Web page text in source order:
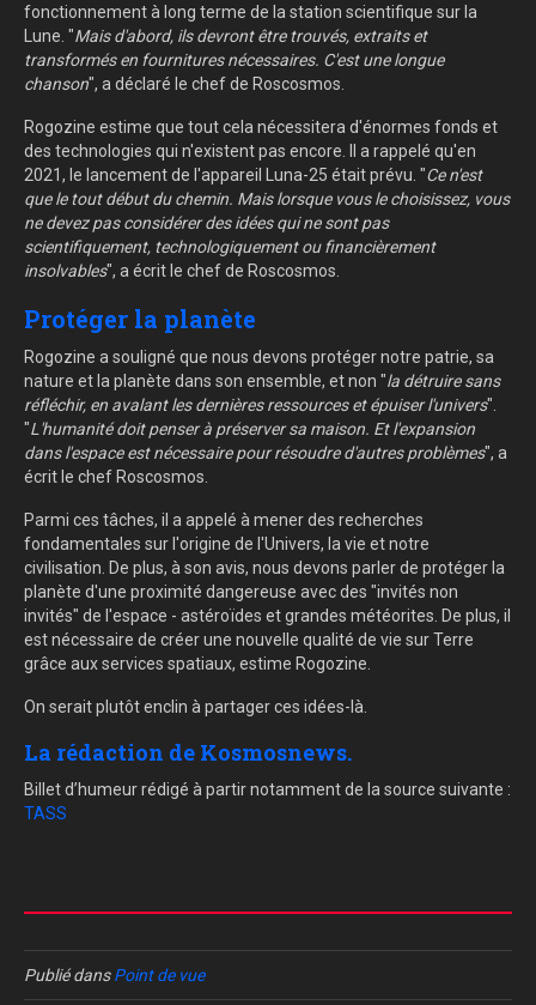
fonctionnement à long terme de la station scientifique sur la
Lune. "Mais d'abord, ils devront être trouvés, extraits et
transformés en fournitures nécessaires. C'est une longue
chanson", a déclaré le chef de Roscosmos.
Rogozine estime que tout cela nécessitera d'énormes fonds et
des technologies qui n'existent pas encore. Il a rappelé qu'en
2021, le lancement de l'appareil Luna-25 était prévu. "Ce n'est
que le tout début du chemin. Mais lorsque vous le choisissez, vous
ne devez pas considérer des idées qui ne sont pas
scientifiquement, technologiquement ou financièrement
insolvables", a écrit le chef de Roscosmos.
Protéger la planète
Rogozine a souligné que nous devons protéger notre patrie, sa
nature et la planète dans son ensemble, et non "la détruire sans
réfléchir, en avalant les dernières ressources et épuiser l'univers".
"L'humanité doit penser à préserver sa maison. Et l'expansion
dans l'espace est nécessaire pour résoudre d'autres problèmes", a
écrit le chef Roscosmos.
Parmi ces tâches, il a appelé à mener des recherches
fondamentales sur l'origine de l'Univers, la vie et notre
civilisation. De plus, à son avis, nous devons parler de protéger la
planète d'une proximité dangereuse avec des "invités non
invités" de l'espace - astéroïdes et grandes météorites. De plus, il
est nécessaire de créer une nouvelle qualité de vie sur Terre
grâce aux services spatiaux, estime Rogozine.
On serait plutôt enclin à partager ces idées-là.
La rédaction de Kosmosnews.
Billet d’humeur rédigé à partir notamment de la source suivante :
TASS
Publié dansPoint de vue